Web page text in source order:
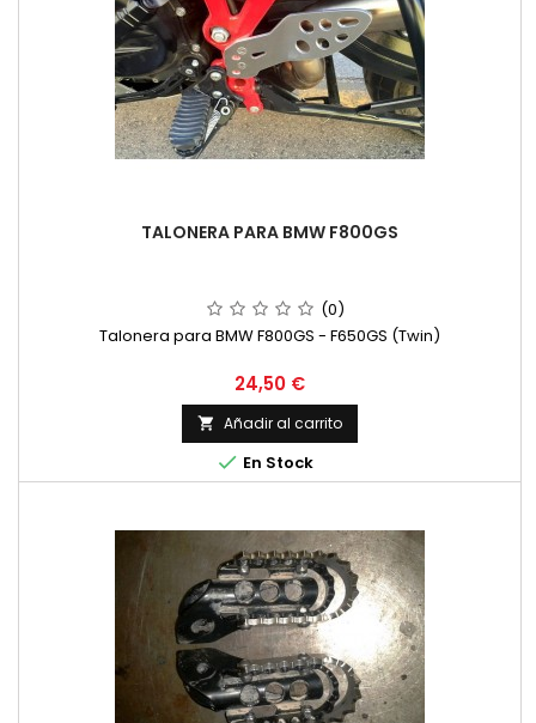
TALONERA PARA BMW F800GS
(0)
Talonera para BMW F800GS - F650GS (Twin)
Precio
24,50 €
 Añadir al carrito
 En Stock